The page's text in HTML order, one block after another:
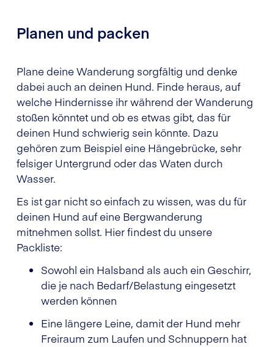
Planen und packen
Plane deine Wanderung sorgfältig und denke
dabei auch an deinen Hund. Finde heraus, auf
welche Hindernisse ihr während der Wanderung
stoßen könntet und ob es etwas gibt, das für
deinen Hund schwierig sein könnte. Dazu
gehören zum Beispiel eine Hängebrücke, sehr
felsiger Untergrund oder das Waten durch
Wasser.
Es ist gar nicht so einfach zu wissen, was du für
deinen Hund auf eine Bergwanderung
mitnehmen sollst. Hier findest du unsere
Packliste:
Sowohl ein Halsband als auch ein Geschirr,
die je nach Bedarf/Belastung eingesetzt
werden können
Eine längere Leine, damit der Hund mehr
Freiraum zum Laufen und Schnuppern hat